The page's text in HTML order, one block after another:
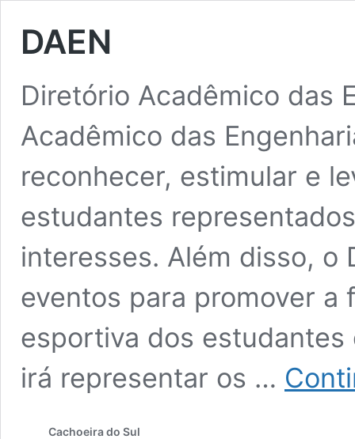
DAEN
Diretório Acadêmico das
Acadêmico das
reconhecer, estimular e
estudantes
interesses. Além disso, o
eventos para promover a
esportiva dos estudantes
irá representar os …
Cachoeira do Sul